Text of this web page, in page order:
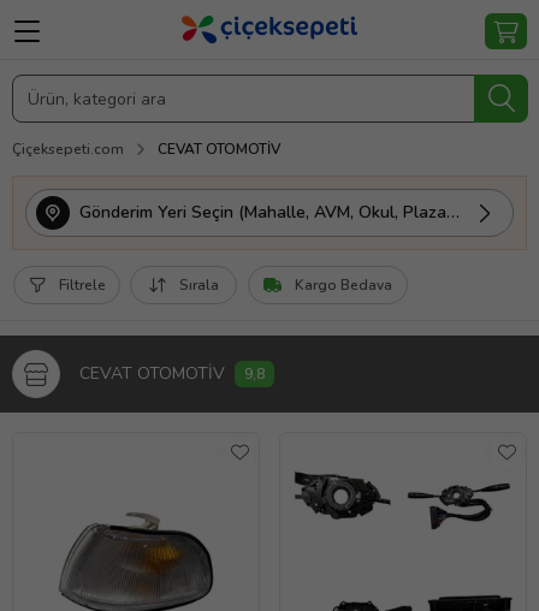
Çiçeksepeti.com CEVAT OTOMOTİV
Gönderim Yeri Seçin (Mahalle, AVM, Okul, Plaza vs.)
Filtrele Sırala Kargo Bedava
CEVAT OTOMOTİV 9,8